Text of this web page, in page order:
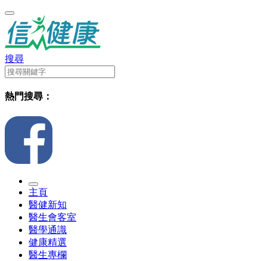
搜尋
熱門搜尋：
主頁
醫健新知
醫生會客室
醫學通識
健康精選
醫生專欄